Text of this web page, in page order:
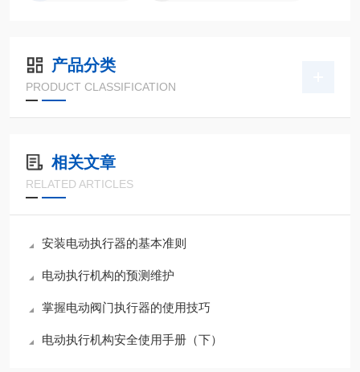
产品分类
PRODUCT CLASSIFICATION
相关文章
RELATED ARTICLES
安装电动执行器的基本准则
电动执行机构的预测维护
掌握电动阀门执行器的使用技巧
电动执行机构安全使用手册（下）